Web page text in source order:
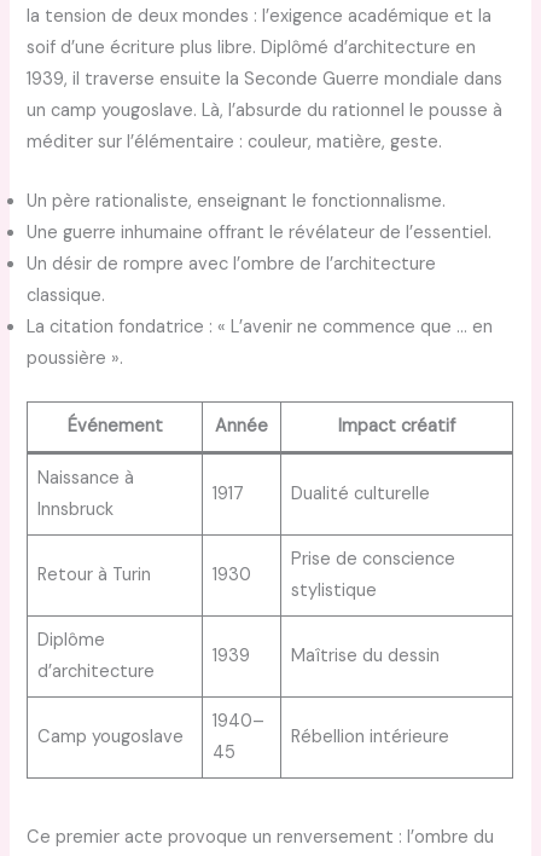
la tension de deux mondes : l’exigence académique et la
soif d’une écriture plus libre. Diplômé d’architecture en
1939, il traverse ensuite la Seconde Guerre mondiale dans
un camp yougoslave. Là, l’absurde du rationnel le pousse à
méditer sur l’élémentaire : couleur, matière, geste.
Un père rationaliste, enseignant le fonctionnalisme.
Une guerre inhumaine offrant le révélateur de l’essentiel.
Un désir de rompre avec l’ombre de l’architecture
classique.
La citation fondatrice : « L’avenir ne commence que … en
poussière ».
Événement Année Impact créatif
Naissance à
Innsbruck
1917 Dualité culturelle
Retour à Turin 1930
Prise de conscience
stylistique
Diplôme
d’architecture
1939 Maîtrise du dessin
Camp yougoslave
1940–
45
Rébellion intérieure
Ce premier acte provoque un renversement : l’ombre du